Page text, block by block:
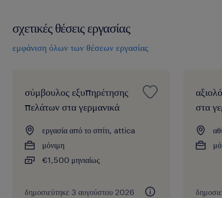
σχετικές θέσεις εργασίας
εμφάνιση όλων των θέσεων εργασίας
σύμβουλος εξυπηρέτησης
πελάτων στα γερμανικά
εργασία από το σπίτι, attica
μόνιμη
€1,500 μηνιαίως
δημοσιεύτηκε 3 αυγούστου 2026
στα